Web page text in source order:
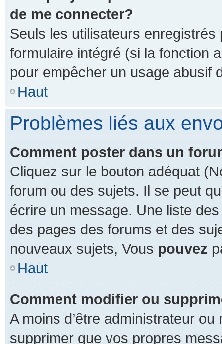
de me connecter?
Seuls les utilisateurs enregistrés
formulaire intégré (si la fonction
pour empêcher un usage abusif
Haut
Problèmes liés aux
Comment poster dans un
Cliquez sur le bouton adéquat
forum ou des sujets. Il se peut
écrire un message. Une liste
des pages des forums et des
nouveaux sujets, Vous pouvez
Haut
Comment modifier ou
A moins d’être administrateur
supprimer que vos propres